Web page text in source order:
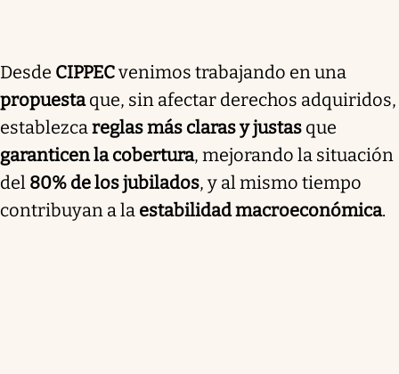
Desde CIPPECvenimos trabajando en una
propuestaque, sin afectar derechos adquiridos,
establezca reglas más claras y justas que
garanticen la cobertura, mejorando la situación
del 80% de los jubilados, y al mismo tiempo
contribuyan a la estabilidad macroeconómica.